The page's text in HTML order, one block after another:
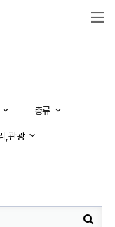
총류
,관광